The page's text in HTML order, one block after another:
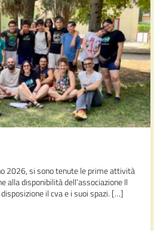
2026, si sono tenute le prime attività
alla disponibilità dell’associazione Il
il cva e i suoi spazi. […]